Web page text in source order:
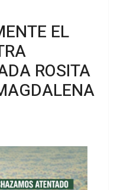
EL
ROSITA